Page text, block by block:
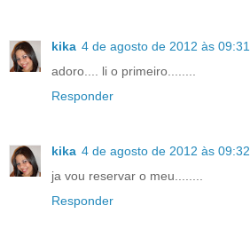
kika 4 de agosto de 2012 às 09:31
adoro.... li o primeiro........
Responder
kika 4 de agosto de 2012 às 09:32
ja vou reservar o meu........
Responder